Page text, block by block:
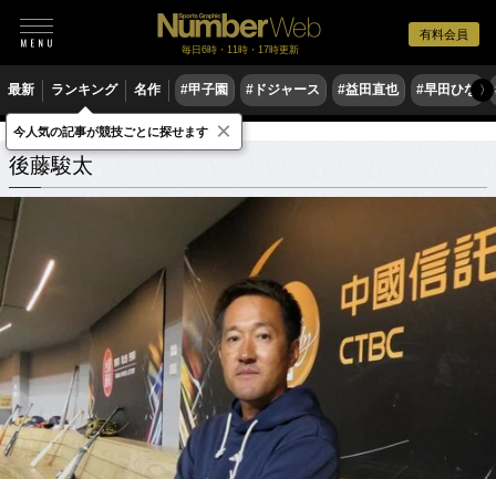
有料会員
毎日6時・11時・17時更新
最新 ランキング 名作 #甲子園 #ドジャース #益田直也 #早田ひな 〉
後藤駿太 関連記事
後藤駿太
今人気の記事が競技ごとに探せます ×